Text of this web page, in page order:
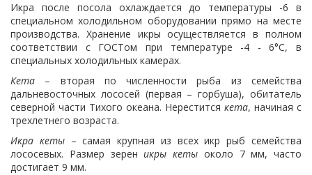
Икра после посола охлаждается до температуры -6 в
специальном холодильном оборудовании прямо на месте
производства. Хранение икры осуществляется в полном
соответствии с ГОСТом при температуре -4 - 6°С, в
специальных холодильных камерах.
Кета – вторая по численности рыба из семейства
дальневосточных лососей (первая – горбуша), обитатель
северной части Тихого океана. Нерестится кета, начиная с
трехлетнего возраста.
Икра кеты– самая крупная из всех икр рыб семейства
лососевых. Размер зереникры кеты около 7 мм, часто
достигает 9 мм.